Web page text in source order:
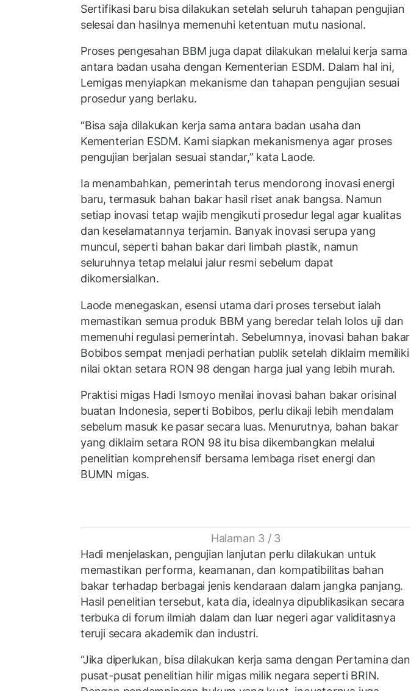
Sertifikasi baru bisa dilakukan setelah seluruh tahapan pengujian
selesai dan hasilnya memenuhi ketentuan mutu nasional.
Proses pengesahan BBM juga dapat dilakukan melalui kerja sama
antara badan usaha dengan Kementerian ESDM. Dalam hal ini,
Lemigas menyiapkan mekanisme dan tahapan pengujian sesuai
prosedur yang berlaku.
“Bisa saja dilakukan kerja sama antara badan usaha dan
Kementerian ESDM. Kami siapkan mekanismenya agar proses
pengujian berjalan sesuai standar,” kata Laode.
Ia menambahkan, pemerintah terus mendorong inovasi energi
baru, termasuk bahan bakar hasil riset anak bangsa. Namun
setiap inovasi tetap wajib mengikuti prosedur legal agar kualitas
dan keselamatannya terjamin. Banyak inovasi serupa yang
muncul, seperti bahan bakar dari limbah plastik, namun
seluruhnya tetap melalui jalur resmi sebelum dapat
dikomersialkan.
Laode menegaskan, esensi utama dari proses tersebut ialah
memastikan semua produk BBM yang beredar telah lolos uji dan
memenuhi regulasi pemerintah. Sebelumnya, inovasi bahan bakar
Bobibos sempat menjadi perhatian publik setelah diklaim memiliki
nilai oktan setara RON 98 dengan harga jual yang lebih murah.
Praktisi migas Hadi Ismoyo menilai inovasi bahan bakar orisinal
buatan Indonesia, seperti Bobibos, perlu dikaji lebih mendalam
sebelum masuk ke pasar secara luas. Menurutnya, bahan bakar
yang diklaim setara RON 98 itu bisa dikembangkan melalui
penelitian komprehensif bersama lembaga riset energi dan
BUMN migas.
Halaman 3 / 3
Hadi menjelaskan, pengujian lanjutan perlu dilakukan untuk
memastikan performa, keamanan, dan kompatibilitas bahan
bakar terhadap berbagai jenis kendaraan dalam jangka panjang.
Hasil penelitian tersebut, kata dia, idealnya dipublikasikan secara
terbuka di forum ilmiah dalam dan luar negeri agar validitasnya
teruji secara akademik dan industri.
“Jika diperlukan, bisa dilakukan kerja sama dengan Pertamina dan
pusat-pusat penelitian hilir migas milik negara seperti BRIN.